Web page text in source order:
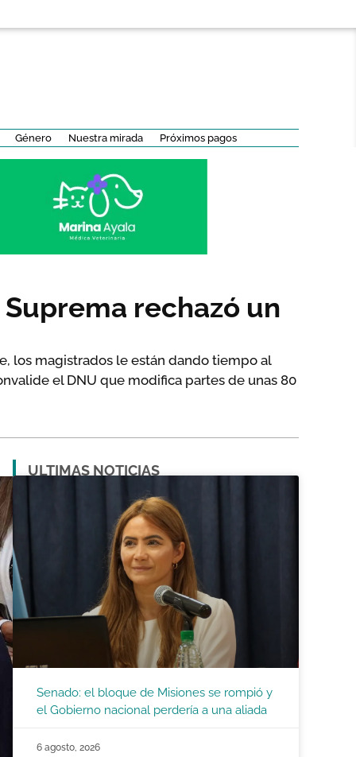
Género Nuestra mirada Próximos pagos
rechazó un
los magistrados le están dando tiempo al
el DNU que modifica partes de unas 80
ULTIMAS NOTICIAS
Senado: el bloque de Misiones se rompió y
el Gobierno nacional perdería a una aliada
6 agosto, 2026